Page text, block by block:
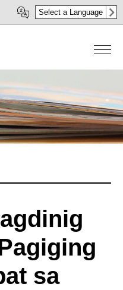
Select a Language
sa